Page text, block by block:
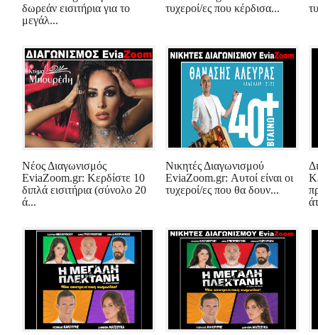
δωρεάν εισιτήρια για το
μεγάλ...
τυχεροί/ες που κέρδισα...
Νέος Διαγωνισμός
EviaZoom.gr: Κερδίστε 10
διπλά εισιτήρια (σύνολο 20
ά...
Νικητές Διαγωνισμού
EviaZoom.gr: Αυτοί είναι οι
τυχεροί/ες που θα δουν...